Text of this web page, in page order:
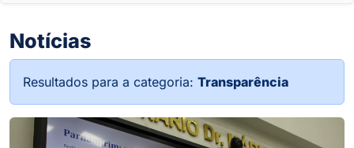
Notícias
Resultados para a categoria: Transparência